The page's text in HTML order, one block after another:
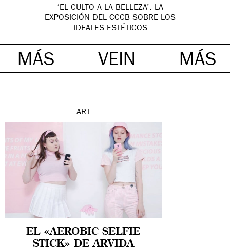
‘EL CULTO A LA BELLEZA’: LA
EXPOSICIÓN DEL CCCB SOBRE LOS
IDEALES ESTÉTICOS
MÁS VEIN MÁS
ART
EL «AEROBIC SELFIE
STICK» DE ARVIDA